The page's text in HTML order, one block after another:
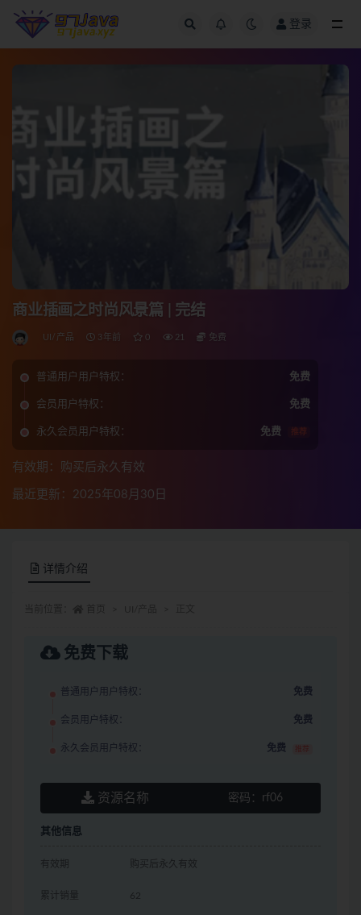
登录
商业插画之时尚风景篇 | 完结
UI/产品 3年前 0 21 免费
普通用户用户特权： 免费
会员用户特权： 免费
永久会员用户特权： 免费 推荐
有效期：购买后永久有效
最近更新：2025年08月30日
详情介绍
免费下载
普通用户用户特权： 免费
会员用户特权： 免费
永久会员用户特权： 免费 推荐
资源名称 密码： rf06
其他信息
有效期 购买后永久有效
累计销量 62